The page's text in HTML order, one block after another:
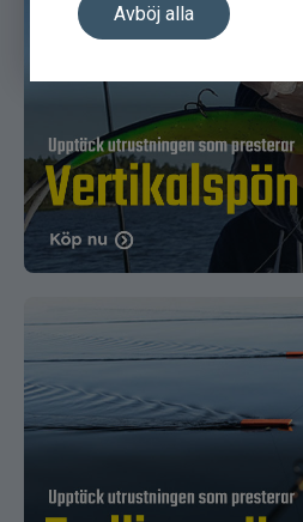
Avböj alla